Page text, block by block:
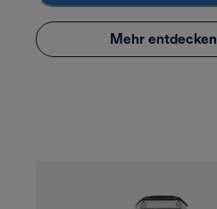
Mehr entdecken